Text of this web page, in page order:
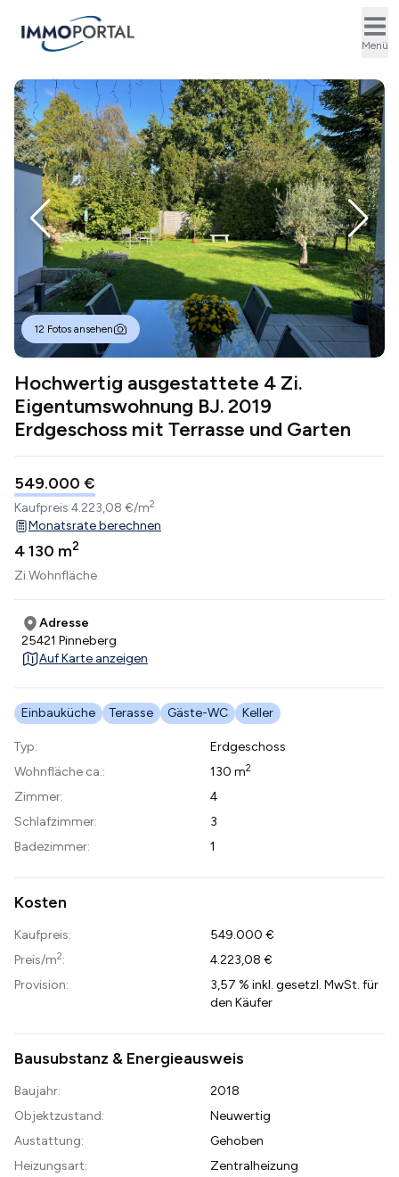
Menü
12 Fotos ansehen
Hochwertig ausgestattete 4 Zi.
Eigentumswohnung BJ. 2019
Erdgeschoss mit Terrasse und Garten
549.000 €
Kaufpreis 4.223,08 €/m2
Monatsrate berechnen
4
Zi.
130 m2
Wohnfläche
Adresse
25421 Pinneberg
Auf Karte anzeigen
Einbauküche Terasse Gäste-WC Keller
Typ:
Erdgeschoss
Wohnfläche ca.:
130 m2
Zimmer:
4
Schlafzimmer:
3
Badezimmer:
1
Kosten
Kaufpreis:
549.000 €
Preis/m2:
4.223,08 €
Provision:
3,57 % inkl. gesetzl. MwSt. für
den Käufer
Bausubstanz & Energieausweis
Baujahr:
2018
Objektzustand:
Neuwertig
Austattung:
Gehoben
Heizungsart:
Zentralheizung